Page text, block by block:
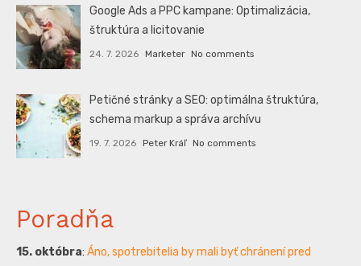
Google Ads a PPC kampane: Optimalizácia,
štruktúra a licitovanie
24. 7. 2026 Marketer No comments
Petičné stránky a SEO: optimálna štruktúra,
schema markup a správa archívu
19. 7. 2026 Peter Kráľ No comments
Poradňa
15. októbra: Áno, spotrebitelia by mali byť chránení pred